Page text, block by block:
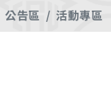
公告區 活動專區